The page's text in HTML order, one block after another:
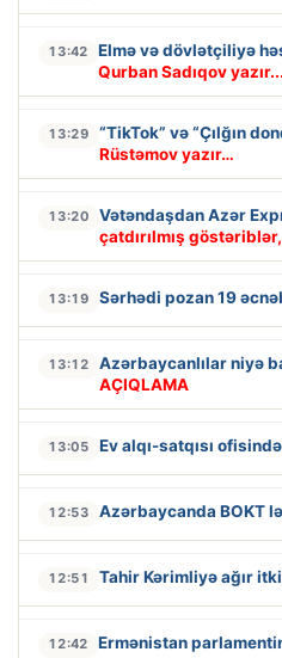
13:42 Elmə və dövlətçiliyə
Qurban Sadıqov yazır...
13:29 “TikTok” və “Çılğın
Rüstəmov yazır…
13:20 Vətəndaşdan Azər
çatdırılmış
13:19 Sərhədi pozan 19
13:12 Azərbaycanlılar niyə
AÇIQLAMA
13:05 Ev alqı-satqısı
12:53 Azərbaycanda BOKT
12:51 Tahir Kərimliyə ağır
12:42
Ermənistan